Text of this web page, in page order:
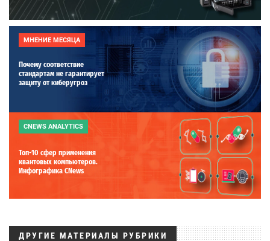
МНЕНИЕ МЕСЯЦА
Почему соответствие
стандартам не гарантирует
защиту от киберугроз
CNEWS ANALYTICS
Топ-10 сфер применения
квантовых компьютеров.
Инфографика CNews
ДРУГИЕ МАТЕРИАЛЫ РУБРИКИ